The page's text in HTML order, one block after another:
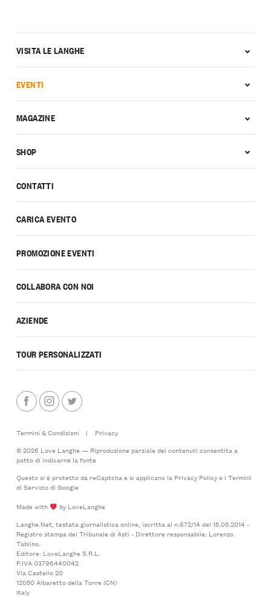
CONTATTI
CARICA EVENTO
PROMOZIONE EVENTI
COLLABORA CON NOI
AZIENDE
TOUR PERSONALIZZATI
VISITA LE LANGHE
EVENTI
MAGAZINE
SHOP
Termini & Condizioni |
Privacy
© 2026 Love Langhe — Riproduzione parziale dei contenuti consentita a
patto di indicarne la fonte
Questo si è protetto da reCaptcha e si applicano la Privacy Policye i Termini
di Serviziodi Google
Made with
by LoveLanghe
Langhe.Net, testata giornalistica online, iscritta al n.672/14 del 15.05.2014 -
Registro stampa del Tribunale di Asti - Direttore responsabile: Lorenzo
Tablino.
Editore: LoveLanghe S.R.L.
P.IVA 03796440042
Via Castello 20
12050 Albaretto della Torre (CN)
Italy